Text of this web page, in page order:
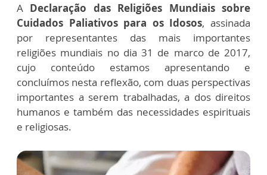
A Declaração das Religiões Mundiais sobre
Cuidados Paliativos para os Idosos, assinada
por representantes das mais importantes
religiões mundiais no dia 31 de marco de 2017,
cujo conteúdo estamos apresentando e
concluímos nesta reflexão, com duas perspectivas
importantes a serem trabalhadas, a dos direitos
humanos e também das necessidades espirituais
e religiosas.